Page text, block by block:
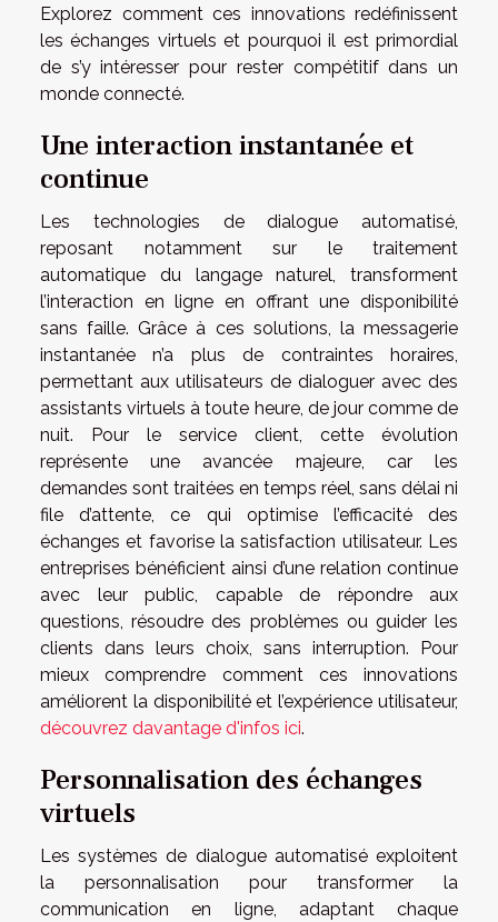
Explorez comment ces innovations redéfinissent
les échanges virtuels et pourquoi il est primordial
de s’y intéresser pour rester compétitif dans un
monde connecté.
Une interaction instantanée et
continue
Les technologies de dialogue automatisé,
reposant notamment sur le traitement
automatique du langage naturel, transforment
l’interaction en ligne en offrant une disponibilité
sans faille. Grâce à ces solutions, la messagerie
instantanée n’a plus de contraintes horaires,
permettant aux utilisateurs de dialoguer avec des
assistants virtuels à toute heure, de jour comme de
nuit. Pour le service client, cette évolution
représente une avancée majeure, car les
demandes sont traitées en temps réel, sans délai ni
file d’attente, ce qui optimise l’efficacité des
échanges et favorise la satisfaction utilisateur. Les
entreprises bénéficient ainsi d’une relation continue
avec leur public, capable de répondre aux
questions, résoudre des problèmes ou guider les
clients dans leurs choix, sans interruption. Pour
mieux comprendre comment ces innovations
améliorent la disponibilité et l’expérience utilisateur,
découvrez davantage d'infos ici.
Personnalisation des échanges
virtuels
Les systèmes de dialogue automatisé exploitent
la personnalisation pour transformer la
communication en ligne, adaptant chaque